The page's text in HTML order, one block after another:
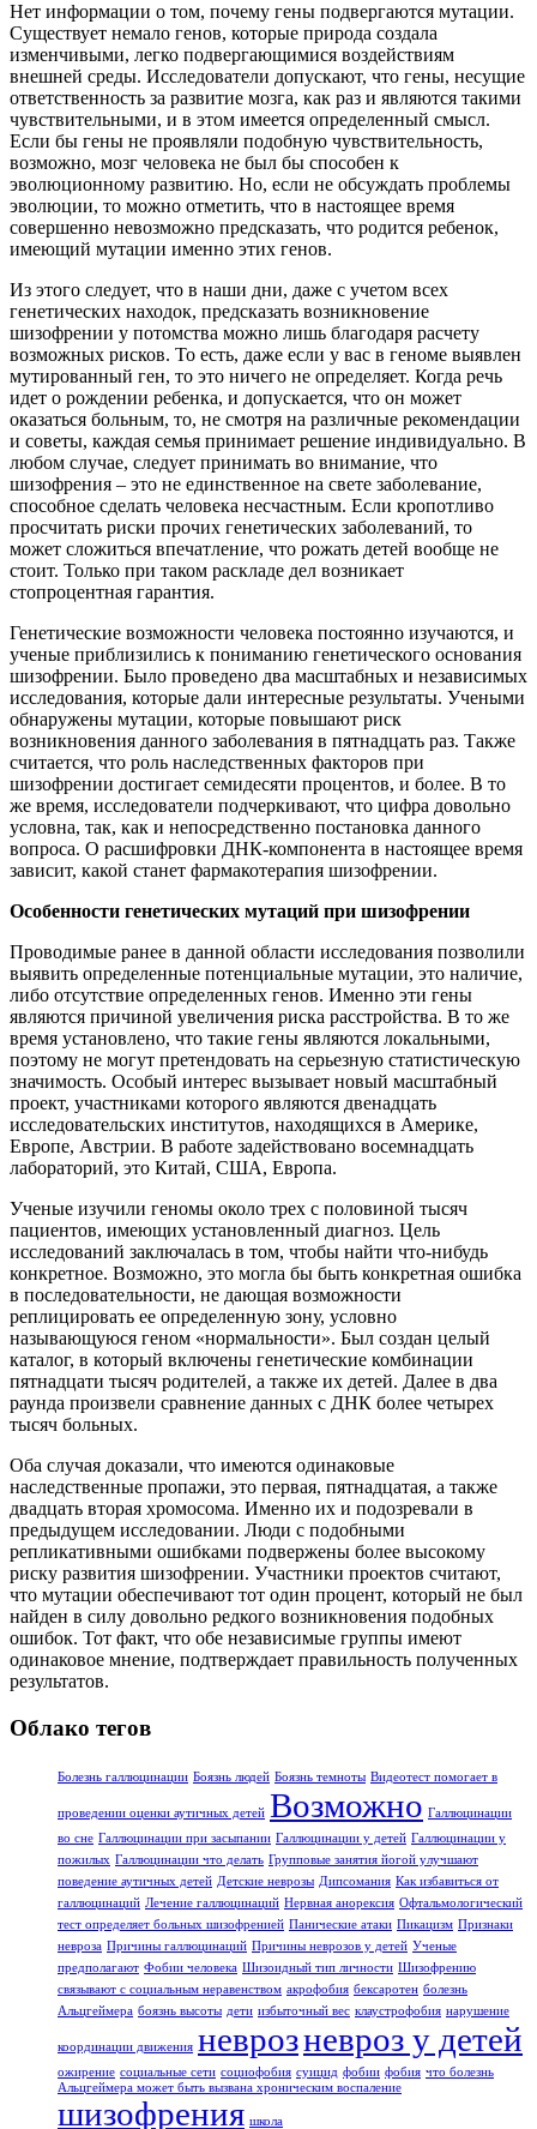
Нет информации о том, почему гены подвергаются мутации.
Существует немало генов, которые природа создала
изменчивыми, легко подвергающимися воздействиям
внешней среды. Исследователи допускают, что гены, несущие
ответственность за развитие мозга, как раз и являются такими
чувствительными, и в этом имеется определенный смысл.
Если бы гены не проявляли подобную чувствительность,
возможно, мозг человека не был бы способен к
эволюционному развитию. Но, если не обсуждать проблемы
эволюции, то можно отметить, что в настоящее время
совершенно невозможно предсказать, что родится ребенок,
имеющий мутации именно этих генов.
Из этого следует, что в наши дни, даже с учетом всех
генетических находок, предсказать возникновение
шизофрении у потомства можно лишь благодаря расчету
возможных рисков. То есть, даже если у вас в геноме выявлен
мутированный ген, то это ничего не определяет. Когда речь
идет о рождении ребенка, и допускается, что он может
оказаться больным, то, не смотря на различные рекомендации
и советы, каждая семья принимает решение индивидуально. В
любом случае, следует принимать во внимание, что
шизофрения – это не единственное на свете заболевание,
способное сделать человека несчастным. Если кропотливо
просчитать риски прочих генетических заболеваний, то
может сложиться впечатление, что рожать детей вообще не
стоит. Только при таком раскладе дел возникает
стопроцентная гарантия.
Генетические возможности человека постоянно изучаются, и
ученые приблизились к пониманию генетического основания
шизофрении. Было проведено два масштабных и независимых
исследования, которые дали интересные результаты. Учеными
обнаружены мутации, которые повышают риск
возникновения данного заболевания в пятнадцать раз. Также
считается, что роль наследственных факторов при
шизофрении достигает семидесяти процентов, и более. В то
же время, исследователи подчеркивают, что цифра довольно
условна, так, как и непосредственно постановка данного
вопроса. О расшифровки ДНК-компонента в настоящее время
зависит, какой станет фармакотерапия шизофрении.
Особенности генетических мутаций при шизофрении
Проводимые ранее в данной области исследования позволили
выявить определенные потенциальные мутации, это наличие,
либо отсутствие определенных генов. Именно эти гены
являются причиной увеличения риска расстройства. В то же
время установлено, что такие гены являются локальными,
поэтому не могут претендовать на серьезную статистическую
значимость. Особый интерес вызывает новый масштабный
проект, участниками которого являются двенадцать
исследовательских институтов, находящихся в Америке,
Европе, Австрии. В работе задействовано восемнадцать
лабораторий, это Китай, США, Европа.
Ученые изучили геномы около трех с половиной тысяч
пациентов, имеющих установленный диагноз. Цель
исследований заключалась в том, чтобы найти что-нибудь
конкретное. Возможно, это могла бы быть конкретная ошибка
в последовательности, не дающая возможности
реплицировать ее определенную зону, условно
называющуюся геном «нормальности». Был создан целый
каталог, в который включены генетические комбинации
пятнадцати тысяч родителей, а также их детей. Далее в два
раунда произвели сравнение данных с ДНК более четырех
тысяч больных.
Оба случая доказали, что имеются одинаковые
наследственные пропажи, это первая, пятнадцатая, а также
двадцать вторая хромосома. Именно их и подозревали в
предыдущем исследовании. Люди с подобными
репликативными ошибками подвержены более высокому
риску развития шизофрении. Участники проектов считают,
что мутации обеспечивают тот один процент, который не был
найден в силу довольно редкого возникновения подобных
ошибок. Тот факт, что обе независимые группы имеют
одинаковое мнение, подтверждает правильность полученных
результатов.
Облако тегов
Болезнь галлюцинации Боязнь людей Боязнь темноты Видеотест помогает в
проведении оценки аутичных детей Возможно Галлюцинации
во сне Галлюцинации при засыпании Галлюцинации у детей Галлюцинации у
пожилых Галлюцинации что делать Групповые занятия йогой улучшают
поведение аутичных детей Детские неврозы Дипсомания Как избавиться от
галлюцинаций Лечение галлюцинаций Нервная анорексия Офтальмологический
тест определяет больных шизофренией Панические атаки Пикацизм Признаки
невроза Причины галлюцинаций Причины неврозов у детей Ученые
предполагают Фобии человека Шизоидный тип личности Шизофрению
связывают с социальным неравенством акрофобия бексаротен болезнь
Альцгеймера боязнь высоты дети избыточный вес клаустрофобия нарушение
координации движения неврозневроз у детей
ожирение социальные сети социофобия суицид фобии фобия что болезнь
Альцгеймера может быть вызвана хроническим воспаление
шизофрения школа